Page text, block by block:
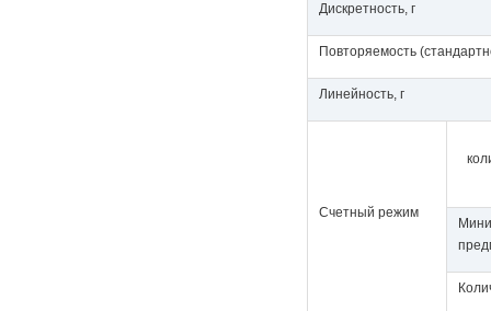
Дискретность, г
Повторяемость
Линейность, г
Счетный режим